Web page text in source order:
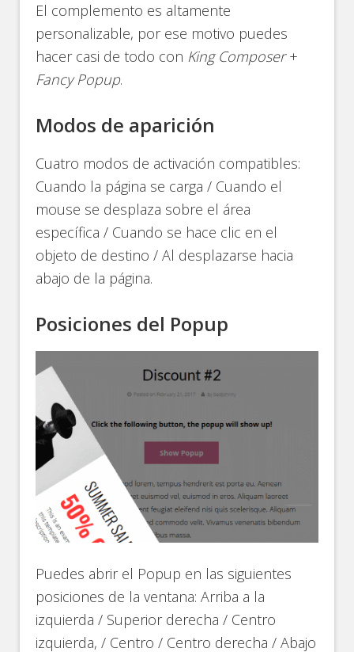
El complemento es altamente
personalizable, por ese motivo puedes
hacer casi de todo con King Composer+
Fancy Popup.
Modos de aparición
Cuatro modos de activación compatibles:
Cuando la página se carga / Cuando el
mouse se desplaza sobre el área
específica / Cuando se hace clic en el
objeto de destino / Al desplazarse hacia
abajo de la página.
Posiciones del Popup
Puedes abrir el Popup en las siguientes
posiciones de la ventana: Arriba a la
izquierda / Superior derecha / Centro
izquierda, / Centro / Centro derecha / Abajo